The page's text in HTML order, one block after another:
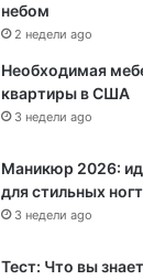
небом
2 недели ago
Необходимая
квартиры в США
3 недели ago
Маникюр 2026:
для стильных
3 недели ago
Тест: Что вы